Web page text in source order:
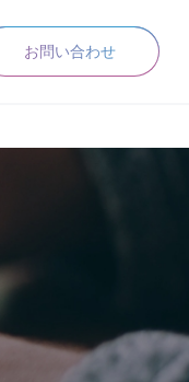
お問い合わせ